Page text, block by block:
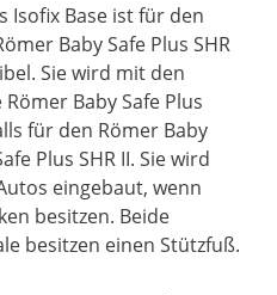
Isofix Base ist für den
Baby Safe Plus SHR
Sie wird mit den
Baby Safe Plus
für den Römer Baby
Plus SHR II. Sie wird
eingebaut, wenn
besitzen. Beide
besitzen einen Stützfuß.